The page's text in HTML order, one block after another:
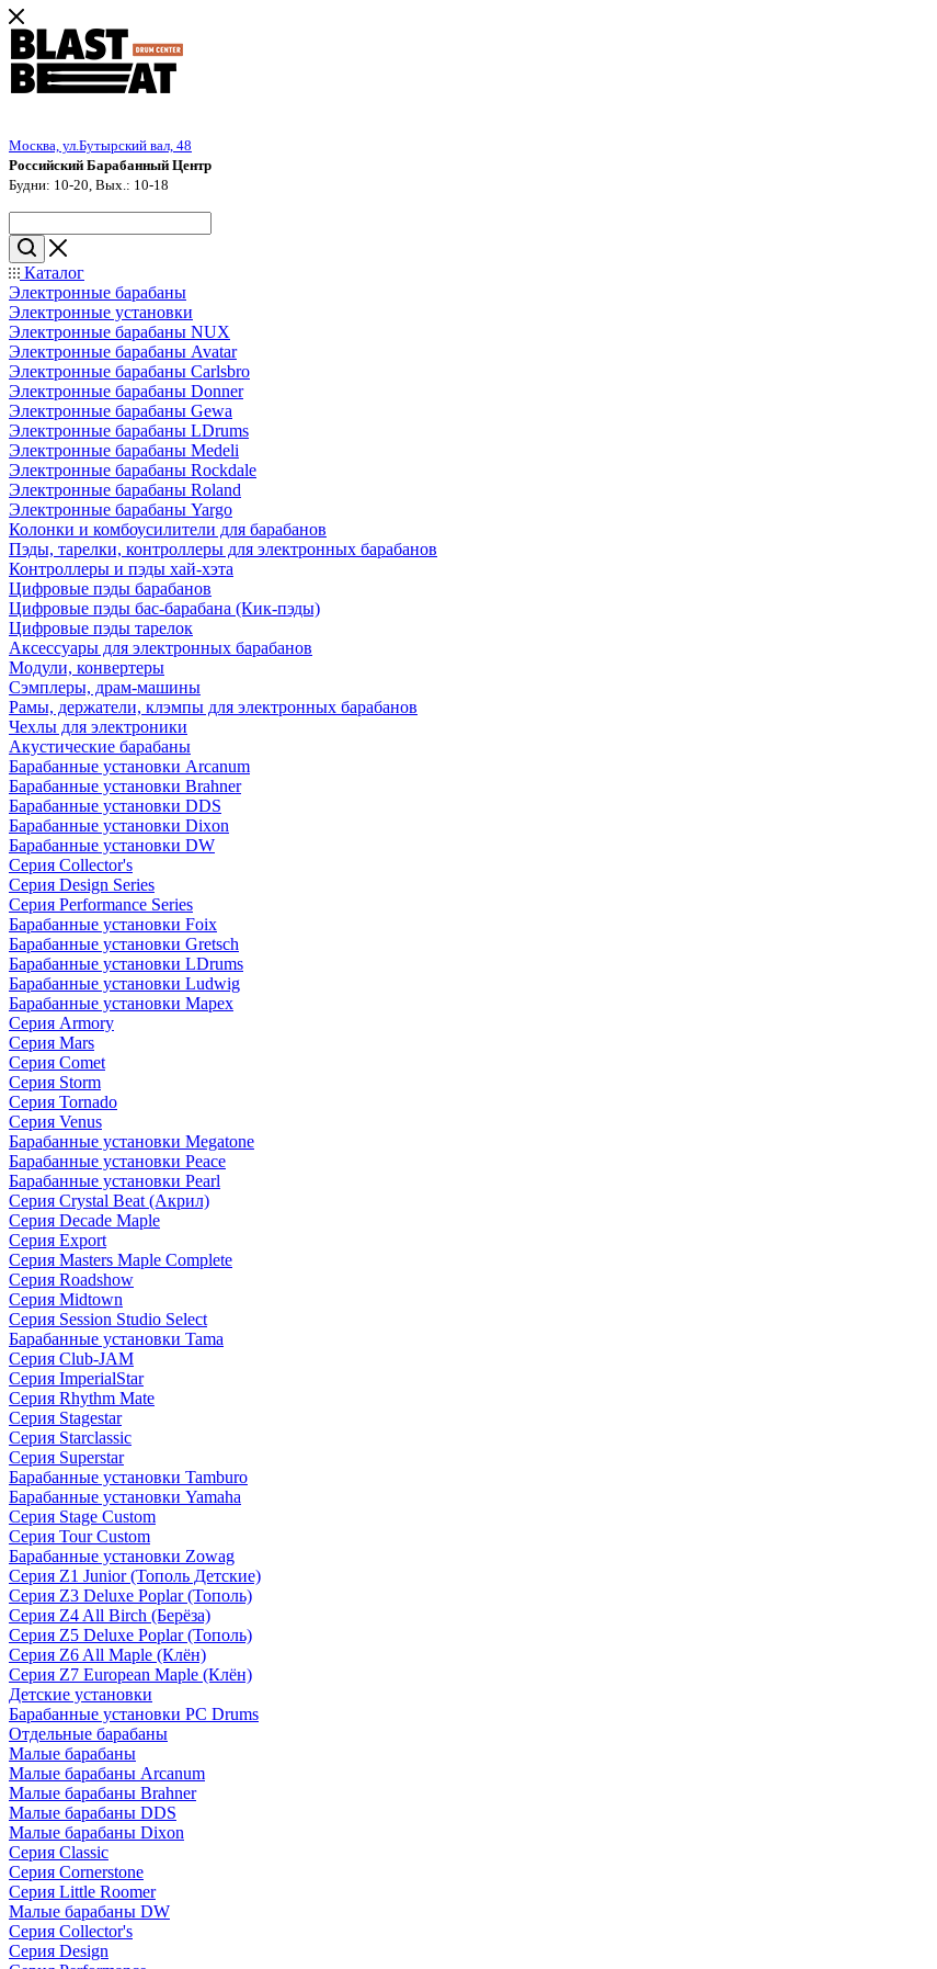
Москва, ул.Бутырский вал, 48
Российский Барабанный Центр
Будни: 10-20, Вых.: 10-18
Каталог
Электронные барабаны
Электронные установки
Электронные барабаны NUX
Электронные барабаны Avatar
Электронные барабаны Carlsbro
Электронные барабаны Donner
Электронные барабаны Gewa
Электронные барабаны LDrums
Электронные барабаны Medeli
Электронные барабаны Rockdale
Электронные барабаны Roland
Электронные барабаны Yargo
Колонки и комбоусилители для барабанов
Пэды, тарелки, контроллеры для электронных барабанов
Контроллеры и пэды хай-хэта
Цифровые пэды барабанов
Цифровые пэды бас-барабана (Кик-пэды)
Цифровые пэды тарелок
Аксессуары для электронных барабанов
Модули, конвертеры
Сэмплеры, драм-машины
Рамы, держатели, клэмпы для электронных барабанов
Чехлы для электроники
Акустические барабаны
Барабанные установки Arcanum
Барабанные установки Brahner
Барабанные установки DDS
Барабанные установки Dixon
Барабанные установки DW
Серия Collector's
Серия Design Series
Серия Performance Series
Барабанные установки Foix
Барабанные установки Gretsch
Барабанные установки LDrums
Барабанные установки Ludwig
Барабанные установки Mapex
Серия Armory
Серия Mars
Серия Comet
Серия Storm
Серия Tornado
Серия Venus
Барабанные установки Megatone
Барабанные установки Peace
Барабанные установки Pearl
Серия Crystal Beat (Акрил)
Серия Decade Maple
Серия Export
Серия Masters Maple Complete
Серия Roadshow
Серия Midtown
Серия Session Studio Select
Барабанные установки Tama
Серия Club-JAM
Серия ImperialStar
Серия Rhythm Mate
Серия Stagestar
Серия Starclassic
Серия Superstar
Барабанные установки Tamburo
Барабанные установки Yamaha
Серия Stage Custom
Серия Tour Custom
Барабанные установки Zowag
Серия Z1 Junior (Тополь Детские)
Серия Z3 Deluxe Poplar (Тополь)
Серия Z4 All Birch (Берёза)
Серия Z5 Deluxe Poplar (Тополь)
Серия Z6 All Maple (Клён)
Серия Z7 European Maple (Клён)
Детские установки
Барабанные установки PC Drums
Отдельные барабаны
Малые барабаны
Малые барабаны Arcanum
Малые барабаны Brahner
Малые барабаны DDS
Малые барабаны Dixon
Серия Classic
Серия Cornerstone
Серия Little Roomer
Малые барабаны DW
Серия Collector's
Серия Design